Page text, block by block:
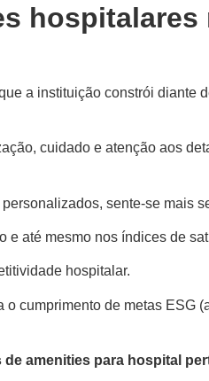
hospitalares
a instituição constrói diante
cuidado e atenção aos
sente-se mais
até mesmo nos índices de
hospitalar.
o cumprimento de metas ESG
amenities para hospital